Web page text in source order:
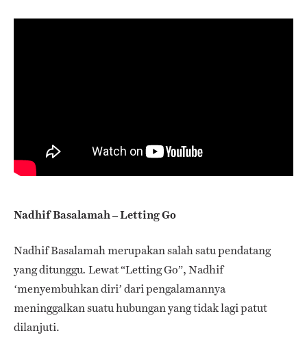
Nadhif Basalamah – Letting Go
Nadhif Basalamah merupakan salah satu pendatang
yang ditunggu. Lewat “Letting Go”, Nadhif
‘menyembuhkan diri’ dari pengalamannya
meninggalkan suatu hubungan yang tidak lagi patut
dilanjuti.